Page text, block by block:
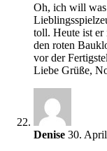
Oh, ich will
toll. Heute ist er
den roten
vor der
Liebe Grüße,
Denise 30.